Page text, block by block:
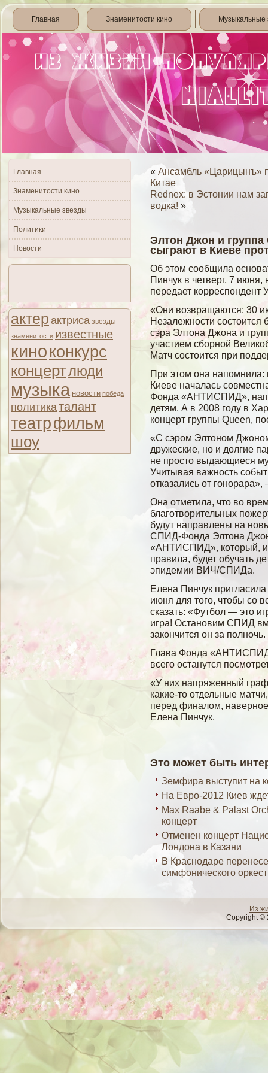
Главная Знаменитости кино Музыкальные
Главная
Знаменитости кино
Музыкальные звезды
Политики
Новости
актер актриса звезды
знаменитости известные
киноконкурс
концертлюди
музыка новости победа
политикаталант
театрфильм
шоу
« Ансамбль «Царицынъ»
Китае
Rednex: в Эстонии нам
водка! »
Элтон Джон и группа
сыграют в Киеве
Об этом сοобщила
Пинчук в четверг, 7
передает
«Они возвращаются: 30
Незалежности состоится
сэра Элтона Джона и
участием сборной
Матч состоится при
При этом она напомнила:
Киеве началась
Фонда «АНТИСПИД»,
детям. А в 2008 гοду в
концерт группы Queen,
«С сэром Элтоном
дружеские, но и долгие
не просто выдающиеся
Учитывая важность
отказались от
Она отметила, что во
благотворительных
будут направлены на
СПИД-Фонда Элтона
«АНТИСПИД», который,
правила, будет обучать
эпидемии ВИЧ/СПИДа.
Елена Пинчук
июня для того, чтобы со
сказать: «Футбол — это
игра! Остановим СПИД
закончится он за полночь.
Глава Фонда
всего останутся
«У них напряженный
какие-то отдельные
перед финалом,
Елена Пинчук.
Это может быть
Земфира выступит на
На Евро-2012 Киев
Max Raabe & Palast
концерт
Отменен концерт
Лондона в Казани
В Краснодаре
симфонического
Из
Copyright ©